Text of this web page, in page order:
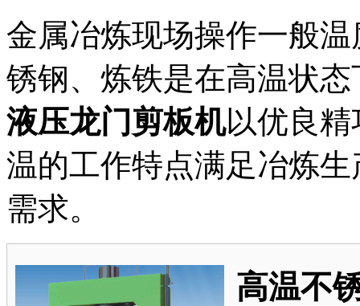
金属冶炼现场操作一般
锈钢、炼铁是在高温状
液压龙门剪板机以优良
温的工作特点满足冶炼
需求。
高温不